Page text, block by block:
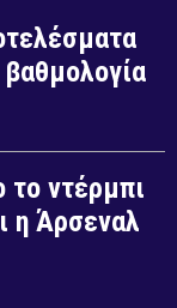
το ντέρμπι
η Άρσεναλ